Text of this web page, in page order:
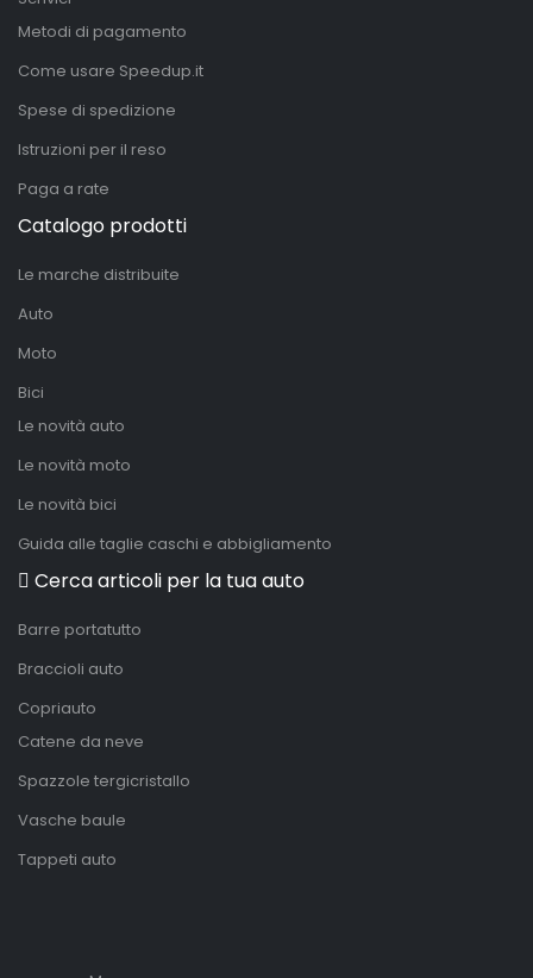
Metodi di pagamento
Come usare Speedup.it
Spese di spedizione
Istruzioni per il reso
Paga a rate
Catalogo prodotti
Le marche distribuite
Auto
Moto
Bici
Le novità auto
Le novità moto
Le novità bici
Guida alle taglie caschi e abbigliamento
Cerca articoli per la tua auto
Barre portatutto
Braccioli auto
Copriauto
Catene da neve
Spazzole tergicristallo
Vasche baule
Tappeti auto